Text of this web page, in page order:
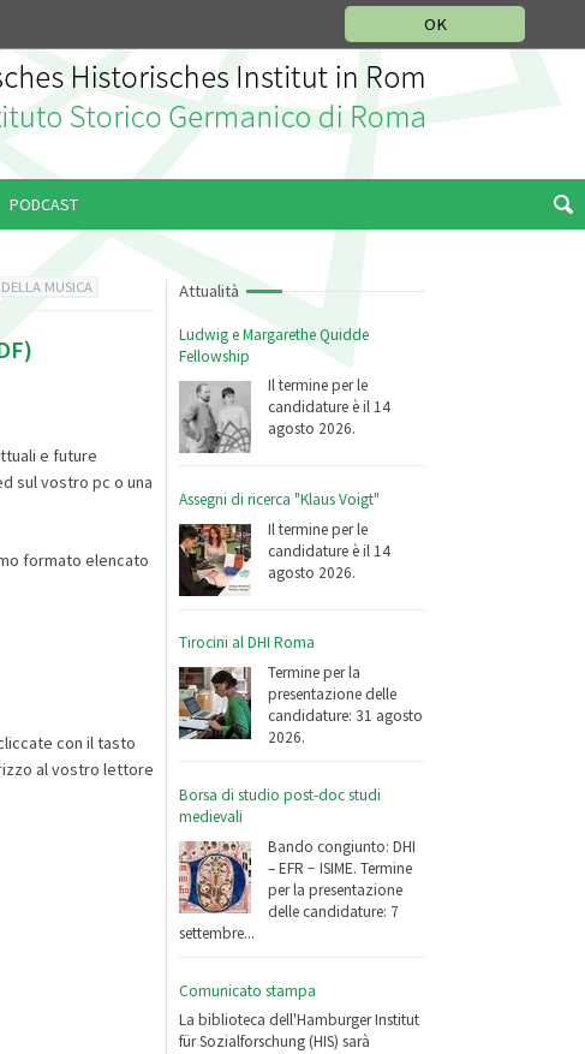
OK
Attualità
Ludwig e Margarethe Quidde
Fellowship
Il termine per le
candidature è il 14
agosto 2026.
Assegni di ricerca "Klaus Voigt"
Il termine per le
candidature è il 14
agosto 2026.
Tirocini al DHI Roma
Termine per la
presentazione delle
candidature: 31 agosto
2026.
Borsa di studio post-doc studi
medievali
Bando congiunto: DHI
– EFR − ISIME. Termine
per la presentazione
delle candidature: 7
settembre...
Comunicato stampa
La biblioteca dell'Hamburger Institut
für Sozialforschung (HIS) sarà
MUSICA
e future
sul vostro pc o una
formato elencato
con il tasto
al vostro lettore
PODCAST